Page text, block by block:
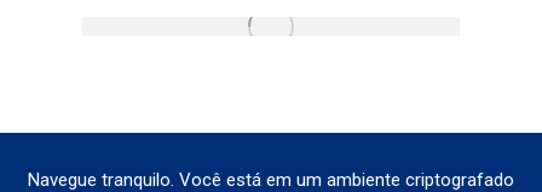
Navegue tranquilo. Você está em um ambiente criptografado